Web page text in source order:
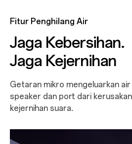
Fitur Penghilang Air
Jaga Kebersihan.
Jaga Kejernihan
Getaran mikro mengeluarkan
speaker dan port dari
kejernihan suara.